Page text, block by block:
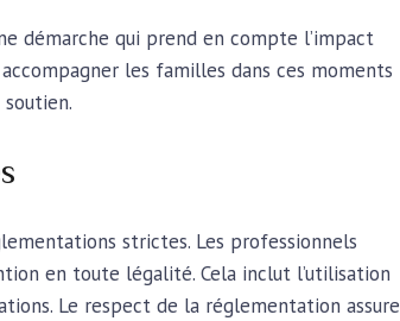
démarche qui prend en compte l’impact
les familles dans ces moments
strictes. Les professionnels
en toute légalité. Cela inclut l’utilisation
Le respect de la réglementation assure